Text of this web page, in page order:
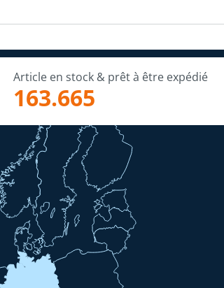
Article en stock & prêt à être expédié
163.665